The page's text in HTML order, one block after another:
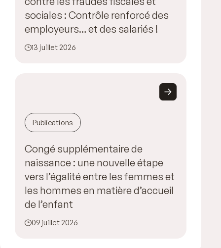
sociales : Contrôle renforcé des
employeurs… et des salariés !
13 juillet 2026
Publications
Congé supplémentaire de
naissance : une nouvelle étape
vers l’égalité entre les femmes et
les hommes en matière d’accueil
de l’enfant
09 juillet 2026